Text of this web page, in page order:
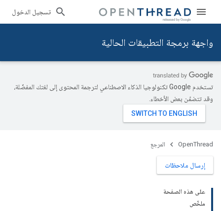
تسجيل الدخول
واجهة برمجة التطبيقات الحالية
تستخدم Google تكنولوجيا الذكاء الاصطناعي لترجمة المحتوى إلى لغتك المفضّلة،
وقد تتضمّن بعض الأخطاء.
OpenThread المرجع
إرسال ملاحظات
على هذه الصفحة
ملخّص